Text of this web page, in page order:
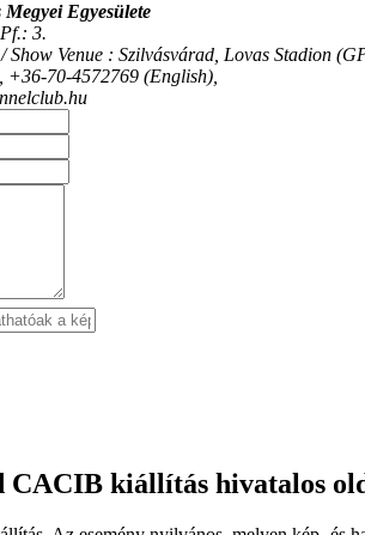
Megyei Egyesülete
3.
Show Venue : Szilvásvárad, Lovas Stadion
+36-70-4572769 (English),
CACIB kiállítás hivatalos